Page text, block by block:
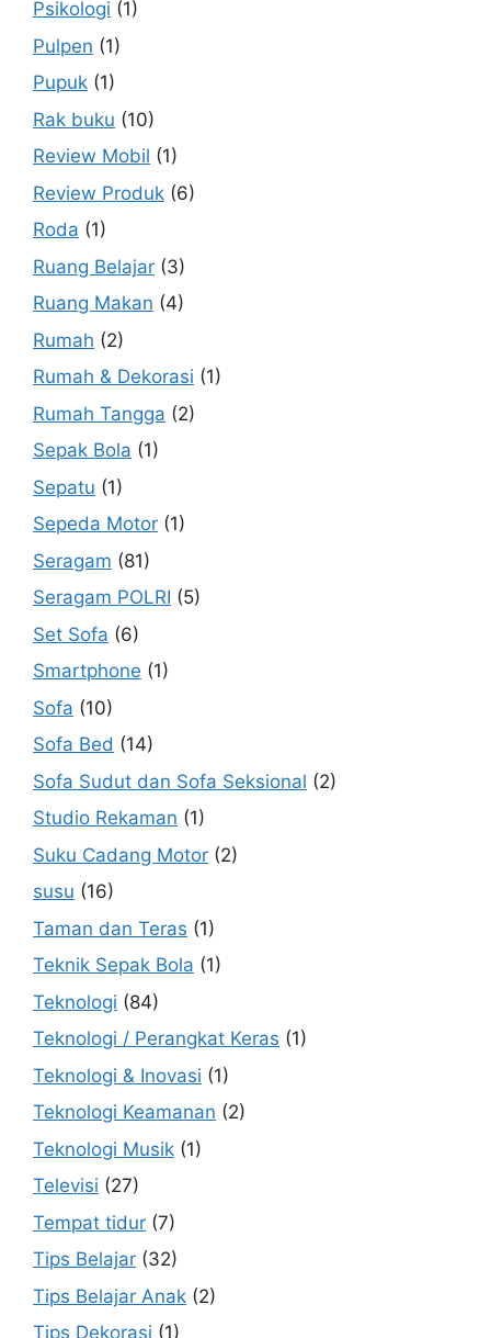
Psikologi (1)
Pulpen (1)
Pupuk (1)
Rak buku (10)
Review Mobil (1)
Review Produk (6)
Roda (1)
Ruang Belajar (3)
Ruang Makan (4)
Rumah (2)
Rumah & Dekorasi (1)
Rumah Tangga (2)
Sepak Bola (1)
Sepatu (1)
Sepeda Motor (1)
Seragam (81)
Seragam POLRI (5)
Set Sofa (6)
Smartphone (1)
Sofa (10)
Sofa Bed (14)
Sofa Sudut dan Sofa Seksional (2)
Studio Rekaman (1)
Suku Cadang Motor (2)
susu (16)
Taman dan Teras (1)
Teknik Sepak Bola (1)
Teknologi (84)
Teknologi / Perangkat Keras (1)
Teknologi & Inovasi (1)
Teknologi Keamanan (2)
Teknologi Musik (1)
Televisi (27)
Tempat tidur (7)
Tips Belajar (32)
Tips Belajar Anak (2)
Tips Dekorasi (1)